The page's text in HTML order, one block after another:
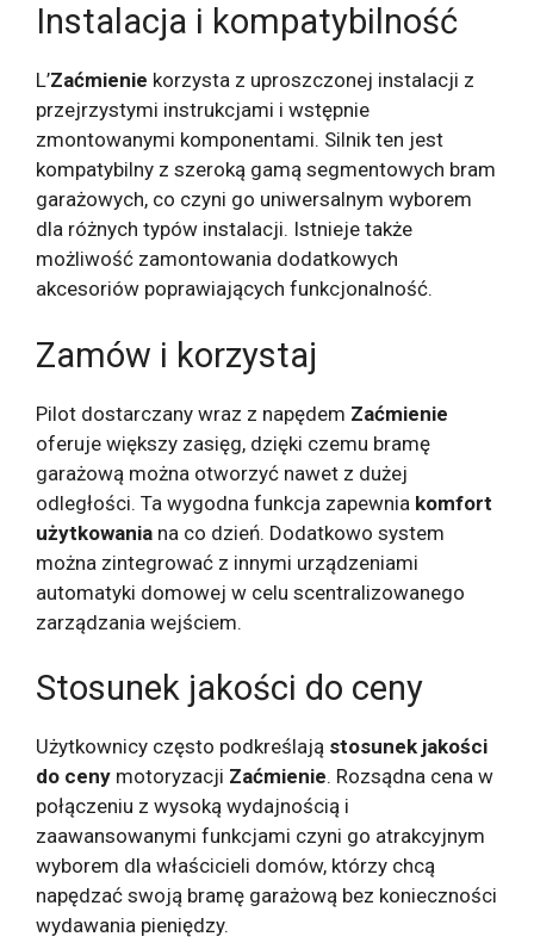
Instalacja i kompatybilność
L’Zaćmienie korzysta z uproszczonej instalacji z
przejrzystymi instrukcjami i wstępnie
zmontowanymi komponentami. Silnik ten jest
kompatybilny z szeroką gamą segmentowych bram
garażowych, co czyni go uniwersalnym wyborem
dla różnych typów instalacji. Istnieje także
możliwość zamontowania dodatkowych
akcesoriów poprawiających funkcjonalność.
Zamów i korzystaj
Pilot dostarczany wraz z napędem Zaćmienie
oferuje większy zasięg, dzięki czemu bramę
garażową można otworzyć nawet z dużej
odległości. Ta wygodna funkcja zapewnia komfort
użytkowania na co dzień. Dodatkowo system
można zintegrować z innymi urządzeniami
automatyki domowej w celu scentralizowanego
zarządzania wejściem.
Stosunek jakości do ceny
Użytkownicy często podkreślają stosunek jakości
do ceny motoryzacji Zaćmienie. Rozsądna cena w
połączeniu z wysoką wydajnością i
zaawansowanymi funkcjami czyni go atrakcyjnym
wyborem dla właścicieli domów, którzy chcą
napędzać swoją bramę garażową bez konieczności
wydawania pieniędzy.